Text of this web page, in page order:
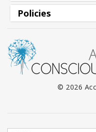
Policies
© 2026